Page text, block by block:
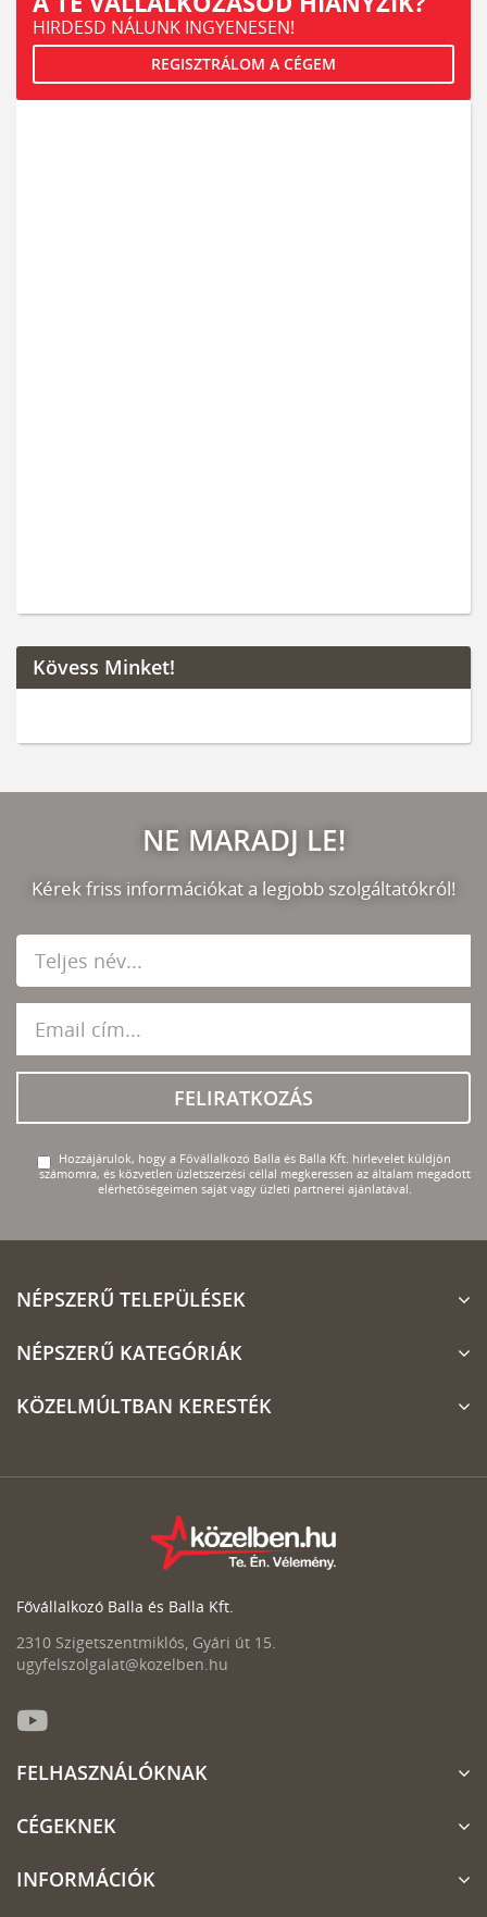
HIRDESD NÁLUNK INGYENESEN!
REGISZTRÁLOM A CÉGEM
Kövess Minket!
NE MARADJ LE!
Kérek friss információkat a legjobb szolgáltatókról!
FELIRATKOZÁS
Hozzájárulok, hogy a Fővállalkozó Balla és Balla Kft. hírlevelet küldjön
számomra, és közvetlen üzletszerzési céllal megkeressen az általam megadott
elérhetőségeimen saját vagy üzleti partnerei ajánlatával.
NÉPSZERŰ TELEPÜLÉSEK
NÉPSZERŰ KATEGÓRIÁK
KÖZELMÚLTBAN KERESTÉK
Fővállalkozó Balla és Balla Kft.
2310 Szigetszentmiklós, Gyári út 15.
ugyfelszolgalat@kozelben.hu
FELHASZNÁLÓKNAK
CÉGEKNEK
INFORMÁCIÓK